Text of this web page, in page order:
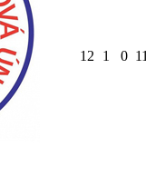
12 1 0